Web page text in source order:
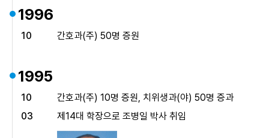
1996
10 간호과(주) 50명 증원
1995
10
간호과(주) 10명 증원, 치위생과(야) 50명 증과
03
제14대 학장으로 조병일 박사 취임